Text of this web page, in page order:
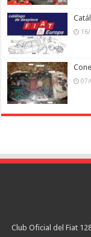
Club Oficial del Fiat